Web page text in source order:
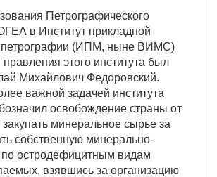
Петрографического
в Институт прикладной
петрографии (ИПМ, ныне ВИМС)
этого института был
Михайлович Федоровский.
важной задачей института
освобождение страны от
минеральное сырье за
собственную минерально-
остродефицитным видам
взявшись за организацию